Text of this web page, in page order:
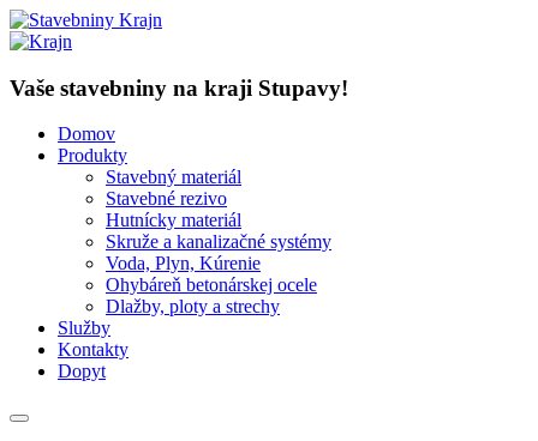
Vaše stavebniny na kraji Stupavy!
Domov
Produkty
Stavebný materiál
Stavebné rezivo
Hutnícky materiál
Skruže a kanalizačné systémy
Voda, Plyn, Kúrenie
Ohybáreň betonárskej ocele
Dlažby, ploty a strechy
Služby
Kontakty
Dopyt